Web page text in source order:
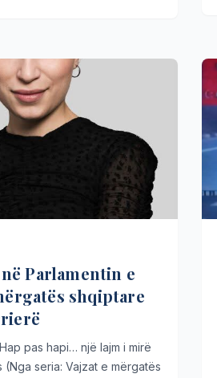
Parlamentin e
shqiptare
pas hapi… një lajm i mirë
seria: Vajzat e mërgatës